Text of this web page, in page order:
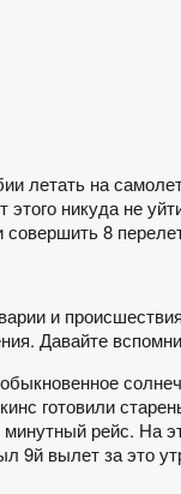
летать на
этого никуда не
совершить 8
и
Давайте
готовили
минутный рейс. На
9й вылет за это